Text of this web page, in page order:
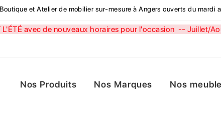
Boutique et Atelier de mobilier sur-mesure à Angers ouverts du mardi
L'ÉTÉ avec de nouveaux horaires pour l'occasion -- Juillet/
Nos Produits Nos Marques Nos